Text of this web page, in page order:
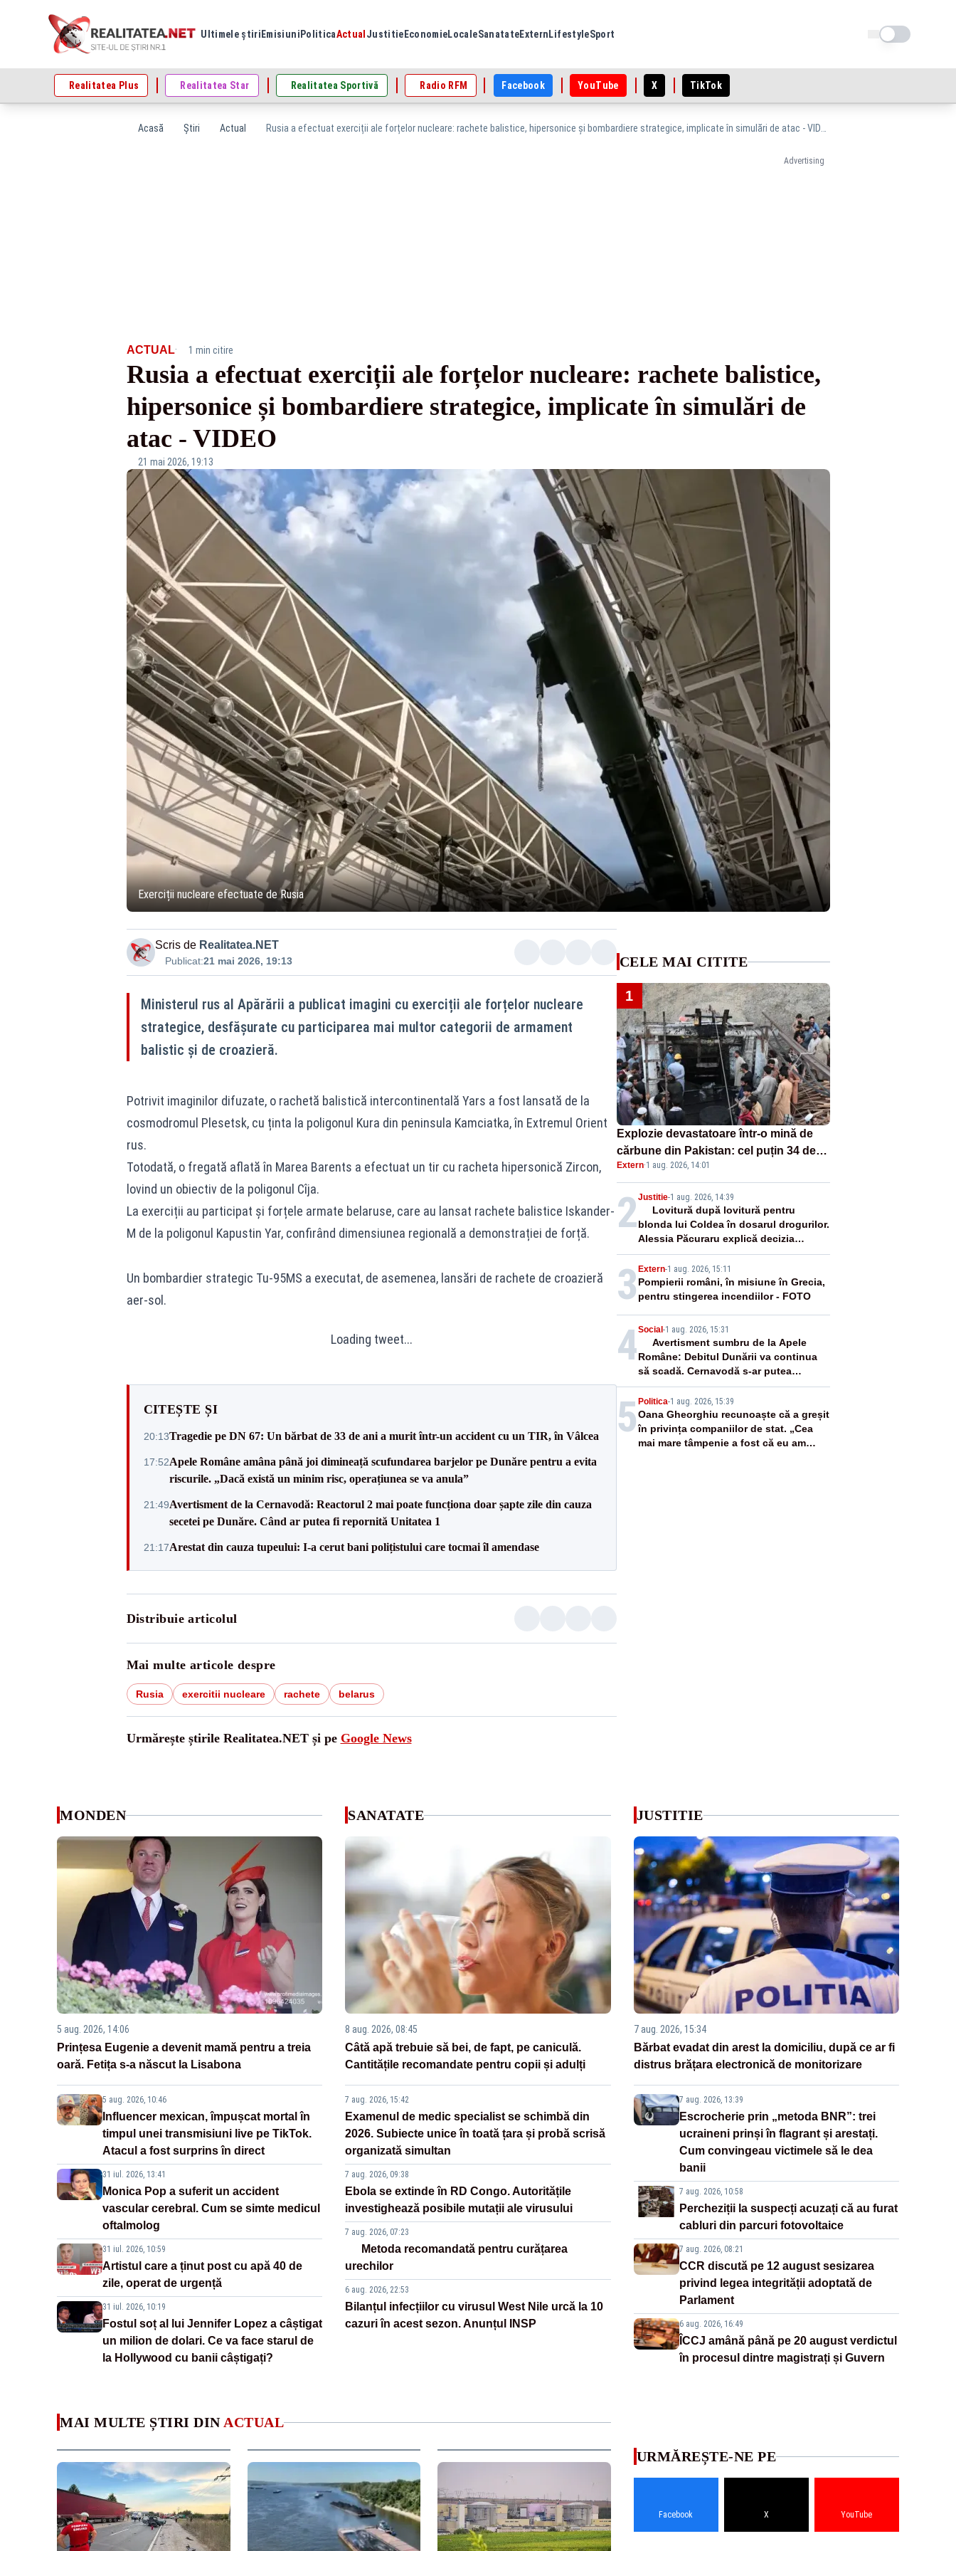
Ultimele știri Emisiuni PoliticaActual Justitie EconomieLocaleSanatateExtern LifestyleSport Schimba tema
Realitatea Plus Realitatea Star Realitatea Sportivă Radio RFM Facebook YouTube X TikTok
Acasă Știri Actual
Advertising
ACTUAL· 1 min citire
Rusia a efectuat exerciții ale forțelor nucleare: rachete balistice,
hipersonice și bombardiere strategice, implicate în simulări de
atac - VIDEO
21 mai 2026, 19:13
Exerciții nucleare efectuate de Rusia
Scris de Realitatea.NET
Publicat:21 mai 2026, 19:13
Ministerul rus al Apărării a publicat imagini cu exerciții ale forțelor nucleare
strategice, desfășurate cu participarea mai multor categorii de armament
balistic și de croazieră.
Potrivit imaginilor difuzate, o rachetă balistică intercontinentală Yars a fost lansată de la
cosmodromul Plesetsk, cu ținta la poligonul Kura din peninsula Kamciatka, în Extremul Orient
rus.
Totodată, o fregată aflată în Marea Barents a efectuat un tir cu racheta hipersonică Zircon,
lovind un obiectiv de la poligonul Cîja.
La exerciții au participat și forțele armate belaruse, care au lansat rachete balistice Iskander-
M de la poligonul Kapustin Yar, confirând dimensiunea regională a demonstrației de forță.
Un bombardier strategic Tu-95MS a executat, de asemenea, lansări de rachete de croazieră
aer-sol.
Loading tweet...
CITEȘTE ȘI
20:13Tragedie pe DN 67: Un bărbat de 33 de ani a murit într-un accident cu un TIR, în Vâlcea
17:52Apele Române amâna până joi dimineață scufundarea barjelor pe Dunăre pentru a evita
riscurile. „Dacă există un minim risc, operațiunea se va anula”
21:49Avertisment de la Cernavodă: Reactorul 2 mai poate funcționa doar șapte zile din cauza
secetei pe Dunăre. Când ar putea fi repornită Unitatea 1
21:17Arestat din cauza tupeului: I-a cerut bani polițistului care tocmai îl amendase
Distribuie articolul
Mai multe articole despre
Rusia exercitii nucleare rachete belarus
Urmărește știrile Realitatea.NET și pe Google News
CELE MAI CITITE
1
Explozie devastatoare într-o mină de
cărbune din Pakistan: cel puțin 34 de
morți - VIDEO
Extern·1 aug. 2026, 14:01
2Justitie-1 aug. 2026, 14:39
Lovitură după lovitură pentru
blonda lui Coldea în dosarul drogurilor.
Alessia Păcuraru explică decizia
magistraților
3 Extern-1 aug. 2026, 15:11
Pompierii români, în misiune în Grecia,
pentru stingerea incendiilor - FOTO
4Social -1 aug. 2026, 15:31
Avertisment sumbru de la Apele
Române: Debitul Dunării va continua
să scadă. Cernavodă s-ar putea
închide în 4 zile
5 Politica-1 aug. 2026, 15:39
Oana Gheorghiu recunoaște că a greșit
în privința companiilor de stat. „Cea
mai mare tâmpenie a fost că eu am
MONDEN
5 aug. 2026, 14:06
Prințesa Eugenie a devenit mamă pentru a treia
oară. Fetița s-a născut la Lisabona
5 aug. 2026, 10:46
Influencer mexican, împușcat mortal în
timpul unei transmisiuni live pe TikTok.
Atacul a fost surprins în direct
31 iul. 2026, 13:41
Monica Pop a suferit un accident
vascular cerebral. Cum se simte medicul
oftalmolog
31 iul. 2026, 10:59
Artistul care a ținut post cu apă 40 de
zile, operat de urgență
31 iul. 2026, 10:19
Fostul soț al lui Jennifer Lopez a câștigat
un milion de dolari. Ce va face starul de
la Hollywood cu banii câștigați?
SANATATE
8 aug. 2026, 08:45
Câtă apă trebuie să bei, de fapt, pe caniculă.
Cantitățile recomandate pentru copii și adulți
7 aug. 2026, 15:42
Examenul de medic specialist se schimbă din
2026. Subiecte unice în toată țara și probă scrisă
organizată simultan
7 aug. 2026, 09:38
Ebola se extinde în RD Congo. Autoritățile
investighează posibile mutații ale virusului
7 aug. 2026, 07:23
Metoda recomandată pentru curățarea
urechilor
6 aug. 2026, 22:53
Bilanțul infecțiilor cu virusul West Nile urcă la 10
cazuri în acest sezon. Anunțul INSP
JUSTITIE
7 aug. 2026, 15:34
Bărbat evadat din arest la domiciliu, după ce ar fi
distrus brățara electronică de monitorizare
7 aug. 2026, 13:39
Escrocherie prin „metoda BNR”: trei
ucraineni prinși în flagrant și arestați.
Cum convingeau victimele să le dea
banii
7 aug. 2026, 10:58
Percheziții la suspecți acuzați că au furat
cabluri din parcuri fotovoltaice
7 aug. 2026, 08:21
CCR discută pe 12 august sesizarea
privind legea integrității adoptată de
Parlament
6 aug. 2026, 16:49
ÎCCJ amână până pe 20 august verdictul
în procesul dintre magistrați și Guvern
MAI MULTE ȘTIRI DIN ACTUAL
URMĂREȘTE-NE PE
Facebook X YouTube